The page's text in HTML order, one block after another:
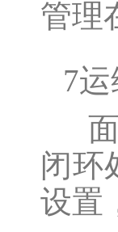
管理
7运
闭环
设置